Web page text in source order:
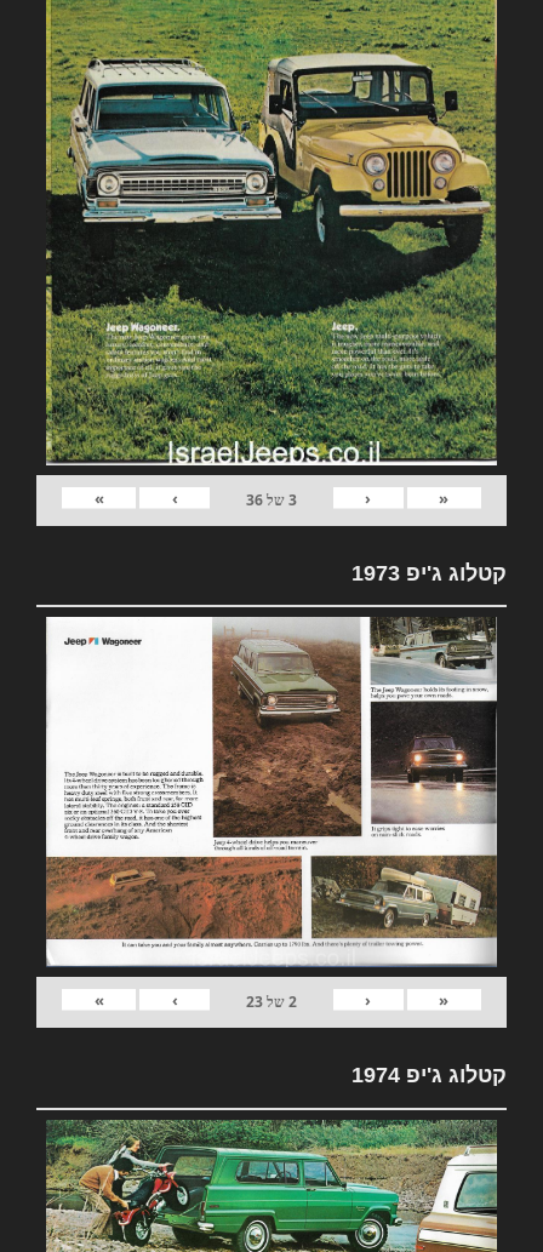
«
‹
3של36
›
»
קטלוג ג'יפ 1973
«
‹
2של23
›
»
קטלוג ג'יפ 1974